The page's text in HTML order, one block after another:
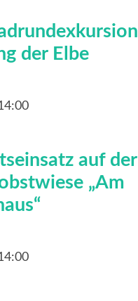
der Elbe
auf der
„Am